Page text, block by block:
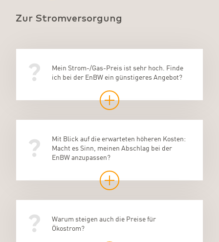
Zur Stromversorgung
Mein Strom-/Gas-Preis ist sehr hoch. Finde
ich bei der EnBW ein günstigeres Angebot?
Mit Blick auf die erwarteten höheren Kosten:
Macht es Sinn, meinen Abschlag bei der
EnBW anzupassen?
Warum steigen auch die Preise für
Ökostrom?